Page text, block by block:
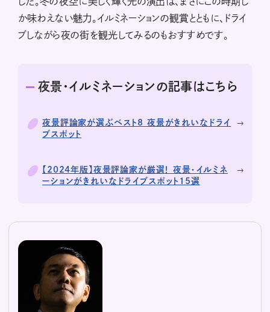
か味わえない魅力。イルミネーションの観賞とともに、ドライ
ブしながら夜の街を観光してみるのもおすすめです。
夜景・イルミネーションの記事はこちら
夜景評論家が選ぶベスト8 夜景がきれいなドライ
ブスポット
【2024年版】夜景評論家が厳選！ 夜景・イルミネ
ーションがきれいなドライブスポット15選